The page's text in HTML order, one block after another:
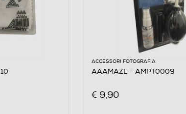
ACCESSORI FOTOGRAFIA
AAAMAZE - AMPT0009
€ 9,90